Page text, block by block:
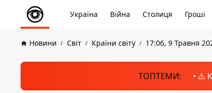
Україна Війна Столиця Гроші
Новини Світ Країни світу 17:06, 9 Травня
ТОПТЕМИ: ⚠️